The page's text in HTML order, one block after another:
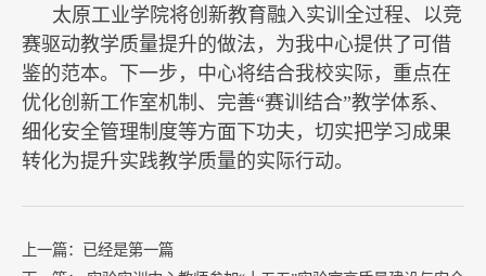
太原工业学院将创新教育融入实训全过程、以竞
赛驱动教学质量提升的做法，为我中心提供了可借
鉴的范本。下一步，中心将结合我校实际，重点在
优化创新工作室机制、完善“赛训结合”教学体系、
细化安全管理制度等方面下功夫，切实把学习成果
转化为提升实践教学质量的实际行动。
上一篇：已经是第一篇